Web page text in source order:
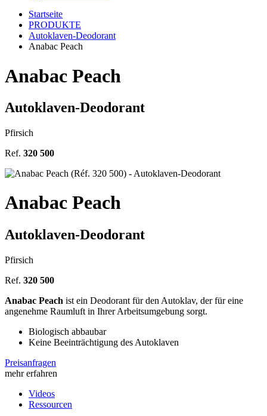
Startseite
PRODUKTE
Autoklaven-Deodorant
Anabac Peach
Anabac Peach
Autoklaven-Deodorant
Pfirsich
Ref. 320 500
Anabac Peach
Autoklaven-Deodorant
Pfirsich
Ref. 320 500
Anabac Peach ist ein Deodorant für den Autoklav, der für eine
angenehme Raumluft in Ihrer Arbeitsumgebung sorgt.
Biologisch abbaubar
Keine Beeinträchtigung des Autoklaven
Preisanfragen
mehr erfahren
Videos
Ressourcen